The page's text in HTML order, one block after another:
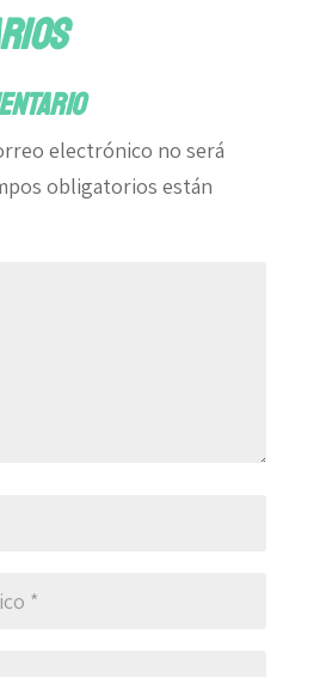
electrónico no será
obligatorios están